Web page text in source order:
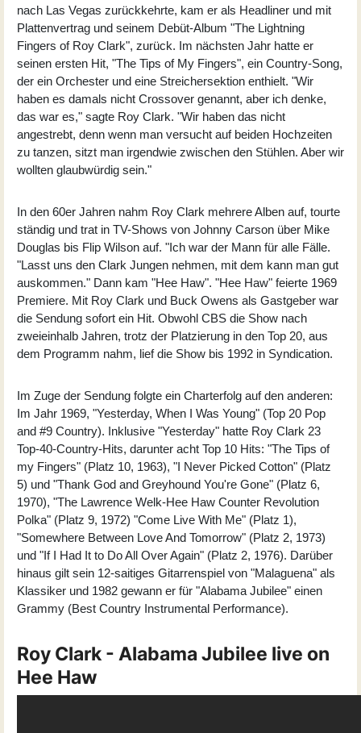
nach Las Vegas zurückkehrte, kam er als Headliner und mit
Plattenvertrag und seinem Debüt-Album "The Lightning
Fingers of Roy Clark", zurück. Im nächsten Jahr hatte er
seinen ersten Hit, "The Tips of My Fingers", ein Country-Song,
der ein Orchester und eine Streichersektion enthielt. "Wir
haben es damals nicht Crossover genannt, aber ich denke,
das war es," sagte Roy Clark. "Wir haben das nicht
angestrebt, denn wenn man versucht auf beiden Hochzeiten
zu tanzen, sitzt man irgendwie zwischen den Stühlen. Aber wir
wollten glaubwürdig sein."
In den 60er Jahren nahm Roy Clark mehrere Alben auf, tourte
ständig und trat in TV-Shows von Johnny Carson über Mike
Douglas bis Flip Wilson auf. "Ich war der Mann für alle Fälle.
"Lasst uns den Clark Jungen nehmen, mit dem kann man gut
auskommen." Dann kam "Hee Haw". "Hee Haw" feierte 1969
Premiere. Mit Roy Clark und Buck Owens als Gastgeber war
die Sendung sofort ein Hit. Obwohl CBS die Show nach
zweieinhalb Jahren, trotz der Platzierung in den Top 20, aus
dem Programm nahm, lief die Show bis 1992 in Syndication.
Im Zuge der Sendung folgte ein Charterfolg auf den anderen:
Im Jahr 1969, "Yesterday, When I Was Young" (Top 20 Pop
and #9 Country). Inklusive "Yesterday" hatte Roy Clark 23
Top-40-Country-Hits, darunter acht Top 10 Hits: "The Tips of
my Fingers" (Platz 10, 1963), "I Never Picked Cotton" (Platz
5) und "Thank God and Greyhound You're Gone" (Platz 6,
1970), "The Lawrence Welk-Hee Haw Counter Revolution
Polka" (Platz 9, 1972) "Come Live With Me" (Platz 1),
"Somewhere Between Love And Tomorrow" (Platz 2, 1973)
und "If I Had It to Do All Over Again" (Platz 2, 1976). Darüber
hinaus gilt sein 12-saitiges Gitarrenspiel von "Malaguena" als
Klassiker und 1982 gewann er für "Alabama Jubilee" einen
Grammy (Best Country Instrumental Performance).
Roy Clark - Alabama Jubilee live on
Hee Haw